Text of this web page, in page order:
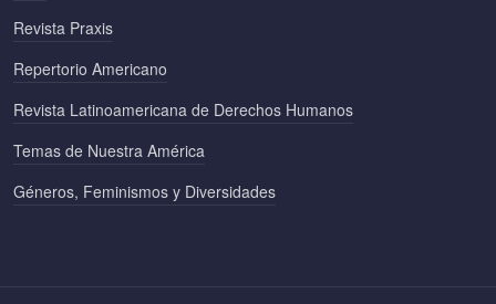
Revista Praxis
Repertorio Americano
Revista Latinoamericana de Derechos Humanos
Temas de Nuestra América
Géneros, Feminismos y Diversidades